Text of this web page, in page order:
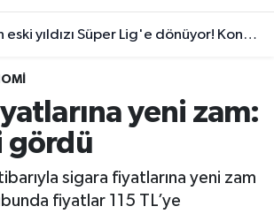
Süper Lig'e dönüyor! Konyaspor'da Masuaku sürprizi
yeni zam:
gördü
sigara fiyatlarına yeni zam
fiyatlar 115 TL’ye
Vakitleri
Durumu ve Fikstür